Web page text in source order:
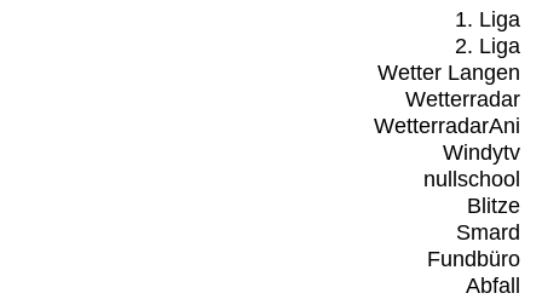
1. Liga
2. Liga
Wetter Langen
Wetterradar
WetterradarAni
Windytv
nullschool
Blitze
Smard
Fundbüro
Abfall